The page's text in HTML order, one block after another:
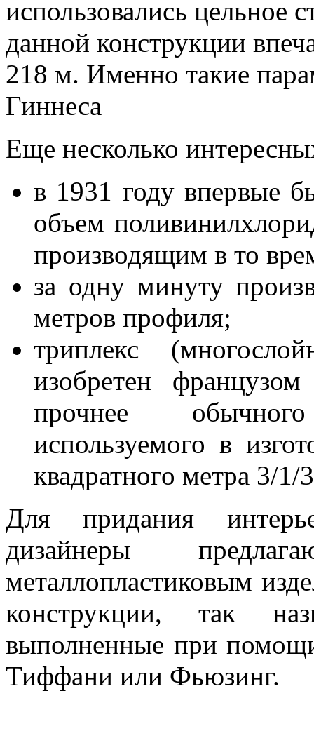
использовались цельное
данной конструкции
218 м. Именно такие
Гиннеса
Еще несколько
в 1931 году впервые
объем
производящим в то
за одну минуту
метров профиля;
триплекс
изобретен
прочнее
используемого в
квадратного метра 3/1/
Для придания
дизайнеры
металлопластиковым
конструкции, так
выполненные при
Тиффани или Фьюзинг.